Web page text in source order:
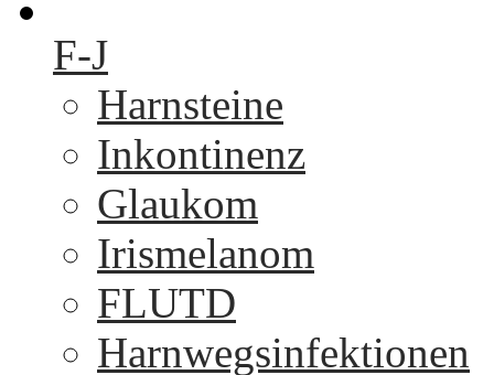
F-J
Harnsteine
Inkontinenz
Glaukom
Irismelanom
FLUTD
Harnwegsinfektionen